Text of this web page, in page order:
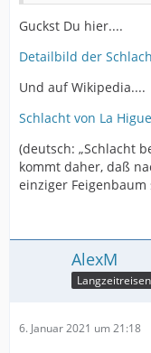
Guckst Du hier....
Detailbild der
Und auf Wikipedia....
Schlacht von La
(deutsch: „Schlacht
kommt daher, daß
einziger
AlexM
6. Januar 2021 um 21:18